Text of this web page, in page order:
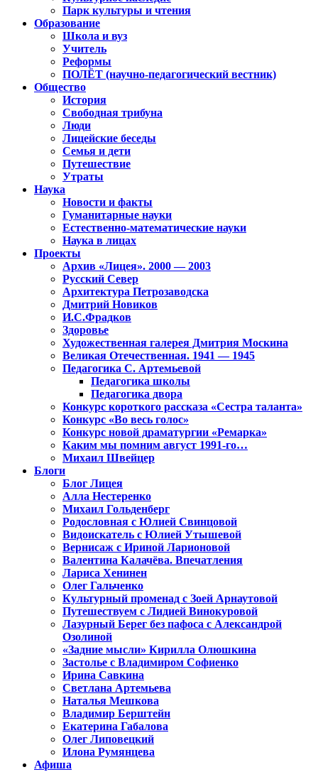
Парк культуры и чтения
Образование
Школа и вуз
Учитель
Реформы
ПОЛЁТ (научно-педагогический вестник)
Общество
История
Свободная трибуна
Люди
Лицейские беседы
Семья и дети
Путешествие
Утраты
Наука
Новости и факты
Гуманитарные науки
Естественно-математические науки
Наука в лицах
Проекты
Архив «Лицея». 2000 — 2003
Русский Север
Архитектура Петрозаводска
Дмитрий Новиков
И.С.Фрадков
Здоровье
Художественная галерея Дмитрия Москина
Великая Отечественная. 1941 — 1945
Педагогика С. Артемьевой
Педагогика школы
Педагогика двора
Конкурс короткого рассказа «Сестра таланта»
Конкурс «Во весь голос»
Конкурс новой драматургии «Ремарка»
Каким мы помним август 1991-го…
Михаил Швейцер
Блоги
Блог Лицея
Алла Нестеренко
Михаил Гольденберг
Родословная с Юлией Свинцовой
Видоискатель с Юлией Утышевой
Вернисаж с Ириной Ларионовой
Валентина Калачёва. Впечатления
Лариса Хенинен
Олег Гальченко
Культурный променад с Зоей Арнаутовой
Путешествуем с Лидией Винокуровой
Лазурный Берег без пафоса с Александрой
Озолиной
«Задние мысли» Кирилла Олюшкина
Застолье с Владимиром Софиенко
Ирина Савкина
Светлана Артемьева
Наталья Мешкова
Владимир Берштейн
Екатерина Габалова
Олег Липовецкий
Илона Румянцева
Афиша